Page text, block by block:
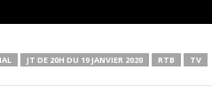
JT DE 20H DU 19 JANVIER 2020 RTB TV